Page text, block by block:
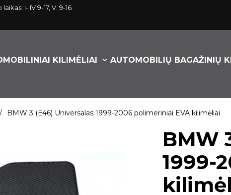
I- IV 9-17, V: 9-16
KILIMĖLIAI AUTOMOBILIŲ BAGAŽINIŲ
BMW 3 (Е46) Universalas 1999-2006 polimeriniai EVA kilimėliai
BMW
1999-